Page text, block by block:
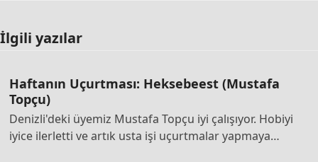
İlgili yazılar
Haftanın Uçurtması: Heksebeest (Mustafa
Topçu)
Denizli'deki üyemiz Mustafa Topçu iyi çalışıyor. Hobiyi
iyice ilerletti ve artık usta işi uçurtmalar yapmaya…